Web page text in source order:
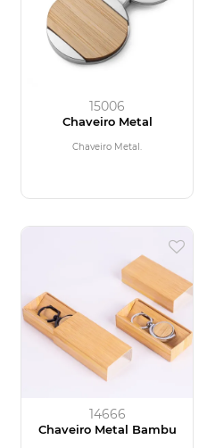
15006
Chaveiro Metal
Chaveiro Metal.
14666
Chaveiro Metal Bambu